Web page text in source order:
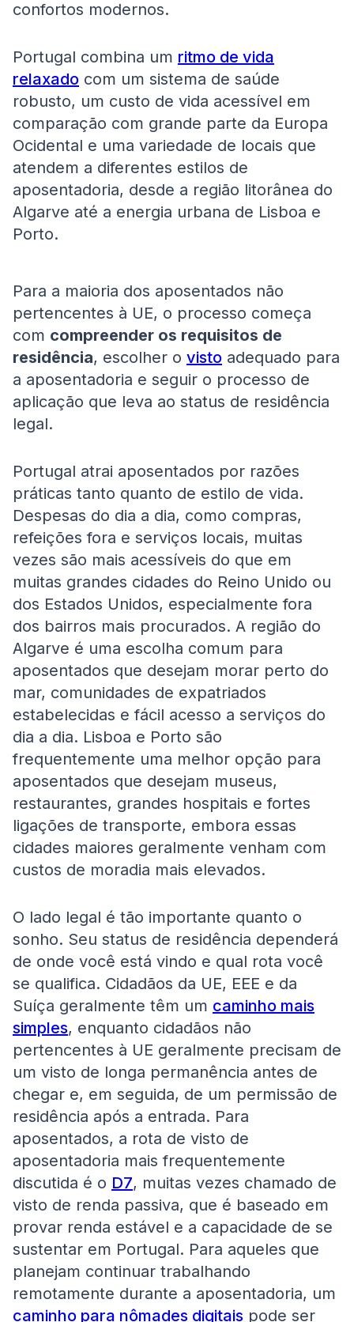
confortos modernos.
Portugal combina um ritmo de vida
relaxado com um sistema de saúde
robusto, um custo de vida acessível em
comparação com grande parte da Europa
Ocidental e uma variedade de locais que
atendem a diferentes estilos de
aposentadoria, desde a região litorânea do
Algarve até a energia urbana de Lisboa e
Porto.
Para a maioria dos aposentados não
pertencentes à UE, o processo começa
com compreender os requisitos de
residência, escolher o visto adequado para
a aposentadoria e seguir o processo de
aplicação que leva ao status de residência
legal.
Portugal atrai aposentados por razões
práticas tanto quanto de estilo de vida.
Despesas do dia a dia, como compras,
refeições fora e serviços locais, muitas
vezes são mais acessíveis do que em
muitas grandes cidades do Reino Unido ou
dos Estados Unidos, especialmente fora
dos bairros mais procurados. A região do
Algarve é uma escolha comum para
aposentados que desejam morar perto do
mar, comunidades de expatriados
estabelecidas e fácil acesso a serviços do
dia a dia. Lisboa e Porto são
frequentemente uma melhor opção para
aposentados que desejam museus,
restaurantes, grandes hospitais e fortes
ligações de transporte, embora essas
cidades maiores geralmente venham com
custos de moradia mais elevados.
O lado legal é tão importante quanto o
sonho. Seu status de residência dependerá
de onde você está vindo e qual rota você
se qualifica. Cidadãos da UE, EEE e da
Suíça geralmente têm um caminho mais
simples, enquanto cidadãos não
pertencentes à UE geralmente precisam de
um visto de longa permanência antes de
chegar e, em seguida, de um permissão de
residência após a entrada. Para
aposentados, a rota de visto de
aposentadoria mais frequentemente
discutida é o D7, muitas vezes chamado de
visto de renda passiva, que é baseado em
provar renda estável e a capacidade de se
sustentar em Portugal. Para aqueles que
planejam continuar trabalhando
remotamente durante a aposentadoria, um
caminho para nômades digitais pode ser